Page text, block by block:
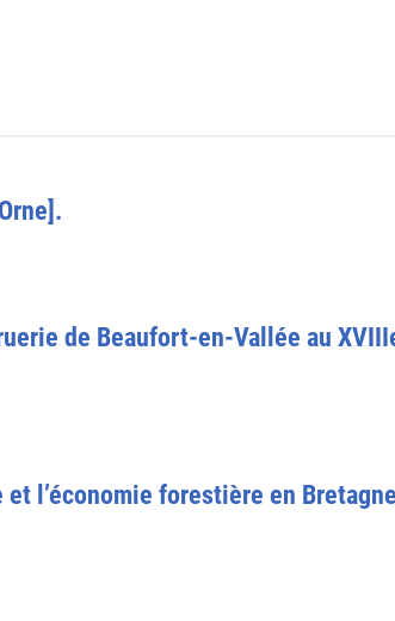
de Beaufort-en-Vallée au
l’économie forestière en Bretagne